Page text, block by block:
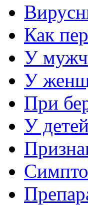
Как
У
У
При
У детей